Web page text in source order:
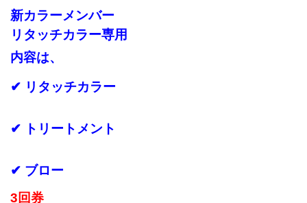
新カラーメンバー
リタッチカラー専用
内容は、
✔ リタッチカラー
✔ トリートメント
✔ ブロー
3回券